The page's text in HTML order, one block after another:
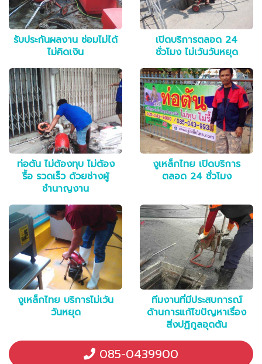
รับประกันผลงาน ซ่อมไม่ได้
ไม่คิดเงิน
เปิดบริการตลอด 24
ชั่วโมง ไม่เว้นวันหยุด
ท่อตัน ไม่ต้องทุบ ไม่ต้อง
รื้อ รวดเร็ว ด้วยช่างผู้
ชำนาญงาน
งูเหล็กไทย เปิดบริการ
ตลอด 24 ชั่วโมง
งูเหล็กไทย บริการไม่เว้น
วันหยุด
ทีมงานที่มีประสบการณ์
ด้านการแก้ไขปัญหาเรื่อง
สิ่งปฏิกูลอุดตัน
085-0439900